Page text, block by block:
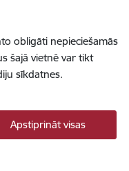
obligāti nepieciešamās
šajā vietnē var tikt
sīkdatnes.
Apstiprināt visas